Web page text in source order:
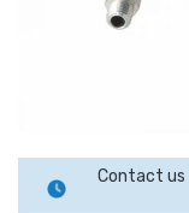
Contact us